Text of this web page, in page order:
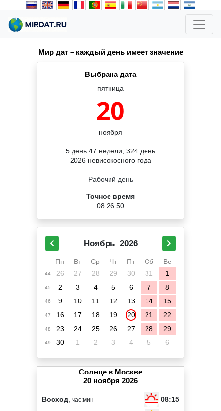
Мир дат – каждый день имеет значение
Выбрана дата
пятница
20
ноября
5 день 47 недели, 324 день
2026 невисокосного года
Рабочий день
Точное время
08:26:50
Ноябрь 2026
Пн Вт Ср Чт Пт Сб Вс
44 26 27 28 29 30 31 1
45 2 3 4 5 6 7 8
46 9 10 11 12 13 14 15
47 16 17 18 19 20 21 22
48 23 24 25 26 27 28 29
49 30 1 2 3 4 5 6
Солнце в Москве
20 ноября 2026
Восход час:мин 08:15